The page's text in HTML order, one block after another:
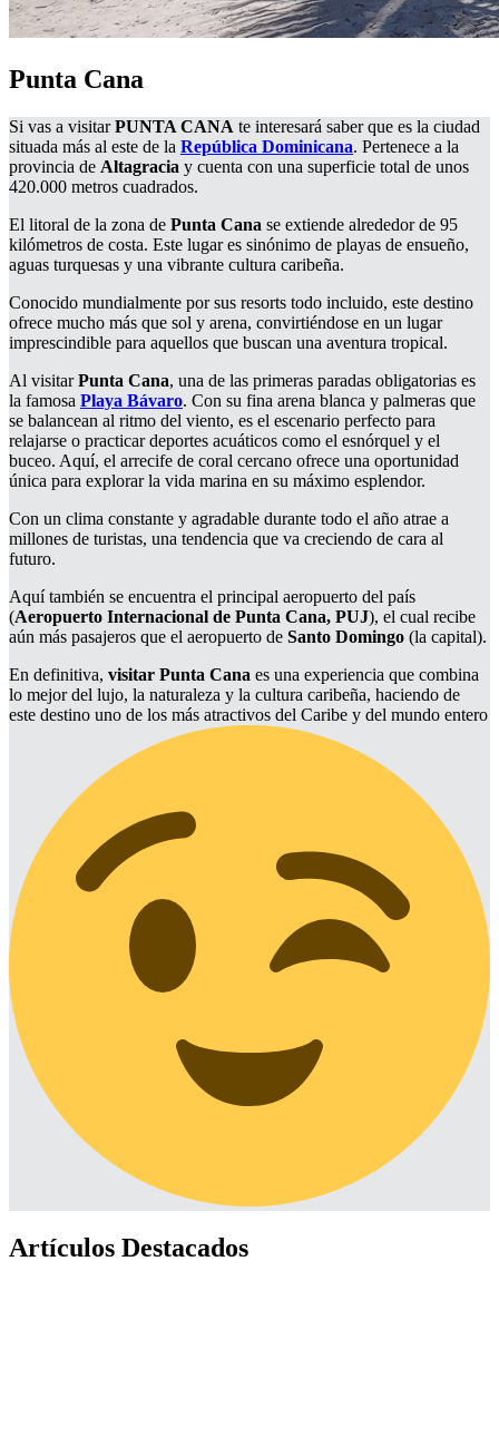
Punta Cana
Si vas a visitarPUNTA CANA te interesará saber que es la ciudad
situada más al este de la República Dominicana. Pertenece a la
provincia de Altagracia y cuenta con una superficie total de unos
420.000 metros cuadrados.
El litoral de la zona de Punta Cana se extiende alrededor de 95
kilómetros de costa. Este lugar es sinónimo de playas de ensueño,
aguas turquesas y una vibrante cultura caribeña.
Conocido mundialmente por sus resorts todo incluido, este destino
ofrece mucho más que sol y arena, convirtiéndose en un lugar
imprescindible para aquellos que buscan una aventura tropical.
Al visitarPunta Cana, una de las primeras paradas obligatorias es
la famosa Playa Bávaro. Con su fina arena blanca y palmeras que
se balancean al ritmo del viento, es el escenario perfecto para
relajarse o practicar deportes acuáticos como el esnórquel y el
buceo. Aquí, el arrecife de coral cercano ofrece una oportunidad
única para explorar la vida marina en su máximo esplendor.
Con un clima constante y agradable durante todo el año atrae a
millones de turistas, una tendencia que va creciendo de cara al
futuro.
Aquí también se encuentra el principal aeropuerto del país
(Aeropuerto Internacional de Punta Cana, PUJ), el cual recibe
aún más pasajeros que el aeropuerto de Santo Domingo (la capital).
En definitiva, visitar Punta Cana es una experiencia que combina
lo mejor del lujo, la naturaleza y la cultura caribeña, haciendo de
este destino uno de los más atractivos del Caribe y del mundo entero
Artículos Destacados